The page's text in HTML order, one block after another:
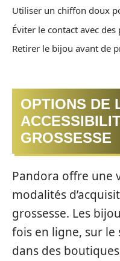
Utiliser un chiffon doux
Éviter le contact avec
Retirer le bijou avant de
OPTIONS DE
GROSSESSE
Pandora offre une
modalités
grossesse. Les
fois en ligne, sur le
dans des